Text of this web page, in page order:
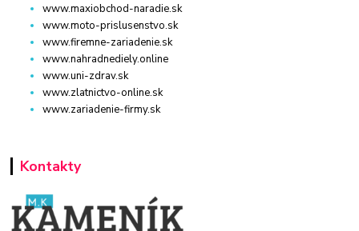
www.maxiobchod-naradie.sk
www.moto-prislusenstvo.sk
www.firemne-zariadenie.sk
www.nahradnediely.online
www.uni-zdrav.sk
www.zlatnictvo-online.sk
www.zariadenie-firmy.sk
Kontakty